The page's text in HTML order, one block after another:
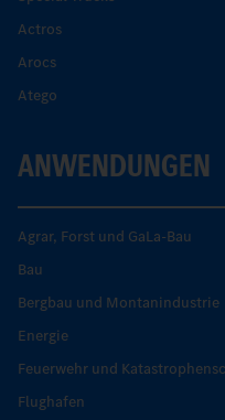
Actros
Arocs
Atego
ANWENDUNGEN
Agrar, Forst und GaLa-Bau
Bau
Bergbau und Montanindustrie
Energie
Feuerwehr und
Flughafen